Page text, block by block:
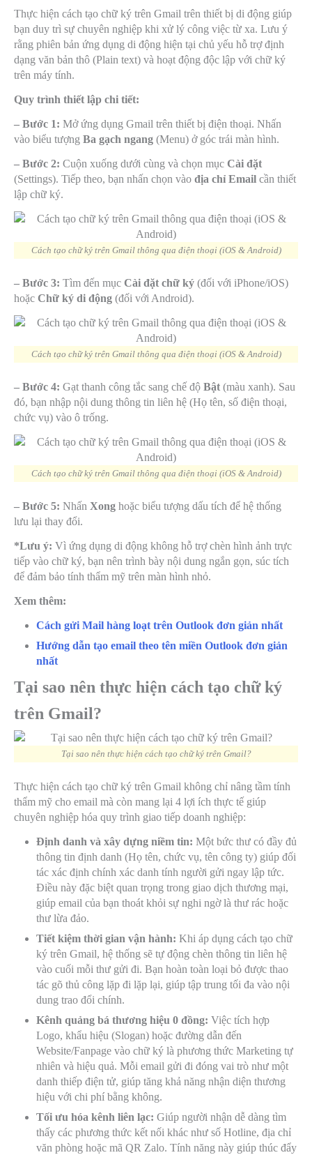
Thực hiện cách tạo chữ ký trên Gmail trên thiết bị di động giúp
bạn duy trì sự chuyên nghiệp khi xử lý công việc từ xa. Lưu ý
rằng phiên bản ứng dụng di động hiện tại chủ yếu hỗ trợ định
dạng văn bản thô (Plain text) và hoạt động độc lập với chữ ký
trên máy tính.
Quy trình thiết lập chi tiết:
– Bước 1: Mở ứng dụng Gmail trên thiết bị điện thoại. Nhấn
vào biểu tượng Ba gạch ngang (Menu) ở góc trái màn hình.
– Bước 2: Cuộn xuống dưới cùng và chọn mục Cài đặt
(Settings). Tiếp theo, bạn nhấn chọn vào địa chỉ Email cần thiết
lập chữ ký.
Cách tạo chữ ký trên Gmail thông qua điện thoại (iOS & Android)
– Bước 3: Tìm đến mục Cài đặt chữ ký (đối với iPhone/iOS)
hoặc Chữ ký di động (đối với Android).
Cách tạo chữ ký trên Gmail thông qua điện thoại (iOS & Android)
– Bước 4: Gạt thanh công tắc sang chế độ Bật (màu xanh). Sau
đó, bạn nhập nội dung thông tin liên hệ (Họ tên, số điện thoại,
chức vụ) vào ô trống.
Cách tạo chữ ký trên Gmail thông qua điện thoại (iOS & Android)
– Bước 5: Nhấn Xong hoặc biểu tượng dấu tích để hệ thống
lưu lại thay đổi.
*Lưu ý: Vì ứng dụng di động không hỗ trợ chèn hình ảnh trực
tiếp vào chữ ký, bạn nên trình bày nội dung ngắn gọn, súc tích
để đảm bảo tính thẩm mỹ trên màn hình nhỏ.
Xem thêm:
Cách gửi Mail hàng loạt trên Outlook đơn giản nhất
Hướng dẫn tạo email theo tên miền Outlook đơn giản
nhất
Tại sao nên thực hiện cách tạo chữ ký
trên Gmail?
Tại sao nên thực hiện cách tạo chữ ký trên Gmail?
Thực hiện cách tạo chữ ký trên Gmail không chỉ nâng tầm tính
thẩm mỹ cho email mà còn mang lại 4 lợi ích thực tế giúp
chuyên nghiệp hóa quy trình giao tiếp doanh nghiệp:
Định danh và xây dựng niềm tin: Một bức thư có đầy đủ
thông tin định danh (Họ tên, chức vụ, tên công ty) giúp đối
tác xác định chính xác danh tính người gửi ngay lập tức.
Điều này đặc biệt quan trọng trong giao dịch thương mại,
giúp email của bạn thoát khỏi sự nghi ngờ là thư rác hoặc
thư lừa đảo.
Tiết kiệm thời gian vận hành: Khi áp dụng cách tạo chữ
ký trên Gmail, hệ thống sẽ tự động chèn thông tin liên hệ
vào cuối mỗi thư gửi đi. Bạn hoàn toàn loại bỏ được thao
tác gõ thủ công lặp đi lặp lại, giúp tập trung tối đa vào nội
dung trao đổi chính.
Kênh quảng bá thương hiệu 0 đồng: Việc tích hợp
Logo, khẩu hiệu (Slogan) hoặc đường dẫn đến
Website/Fanpage vào chữ ký là phương thức Marketing tự
nhiên và hiệu quả. Mỗi email gửi đi đóng vai trò như một
danh thiếp điện tử, giúp tăng khả năng nhận diện thương
hiệu với chi phí bằng không.
Tối ưu hóa kênh liên lạc: Giúp người nhận dễ dàng tìm
thấy các phương thức kết nối khác như số Hotline, địa chỉ
văn phòng hoặc mã QR Zalo. Tính năng này giúp thúc đẩy